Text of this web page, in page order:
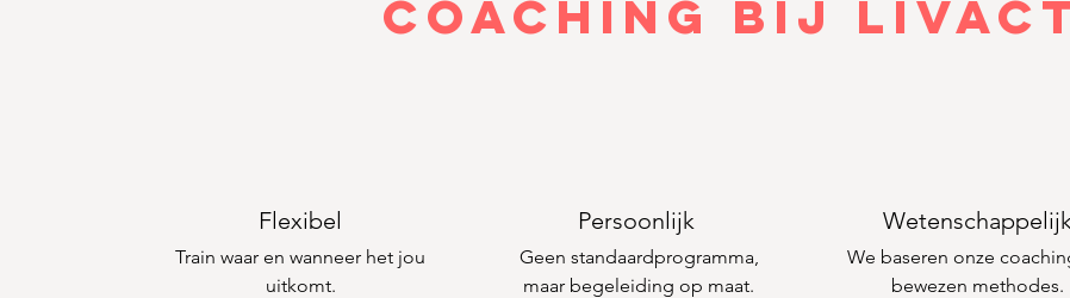
coaching bij
Flexibel
Train waar en wanneer het jou
uitkomt.
Persoonlijk
Geen standaardprogramma,
maar begeleiding op maat.
We baseren onze
bewezen methodes.